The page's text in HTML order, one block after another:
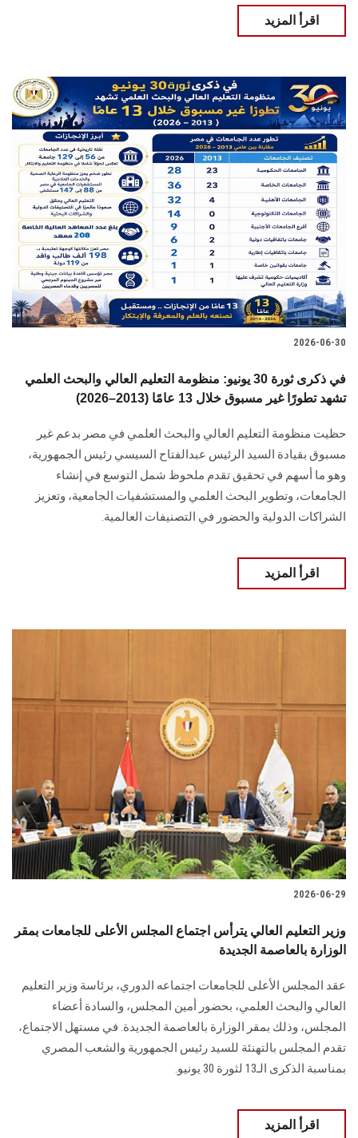
اقرأ المزيد
2026-06-30
في ذكرى ثورة 30 يونيو: منظومة التعليم العالي والبحث العلمي
تشهد تطورًا غير مسبوق خلال 13 عامًا (2013–2026)
حظيت منظومة التعليم العالي والبحث العلمي في مصر بدعم غير
مسبوق بقيادة السيد الرئيس عبدالفتاح السيسي رئيس الجمهورية،
وهو ما أسهم في تحقيق تقدم ملحوظ شمل التوسع في إنشاء
الجامعات، وتطوير البحث العلمي والمستشفيات الجامعية، وتعزيز
الشراكات الدولية والحضور في التصنيفات العالمية.
اقرأ المزيد
2026-06-29
وزير التعليم العالي يترأس اجتماع المجلس الأعلى للجامعات بمقر
الوزارة بالعاصمة الجديدة
عقد المجلس الأعلى للجامعات اجتماعه الدوري، برئاسة وزير التعليم
العالي والبحث العلمي، بحضور أمين المجلس، والسادة أعضاء
المجلس، وذلك بمقر الوزارة بالعاصمة الجديدة. في مستهل الاجتماع،
تقدم المجلس بالتهنئة للسيد رئيس الجمهورية والشعب المصري
بمناسبة الذكرى الـ13 لثورة 30 يونيو.
اقرأ المزيد